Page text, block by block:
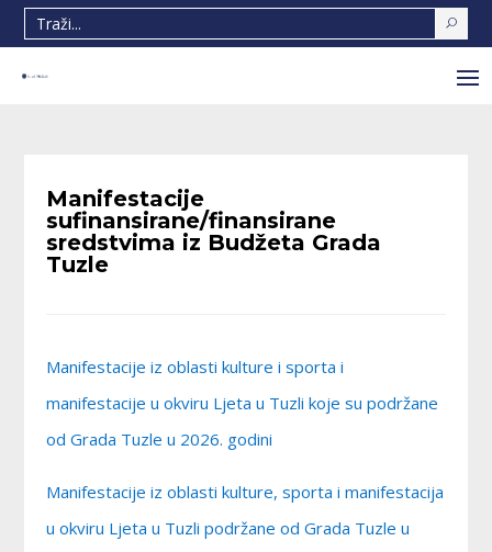
Manifestacije
sufinansirane/finansirane
sredstvima iz Budžeta Grada
Tuzle
Manifestacije iz oblasti kulture i sporta i
manifestacije u okviru Ljeta u Tuzli koje su podržane
od Grada Tuzle u 2026. godini
Manifestacije iz oblasti kulture, sporta i manifestacija
u okviru Ljeta u Tuzli podržane od Grada Tuzle u